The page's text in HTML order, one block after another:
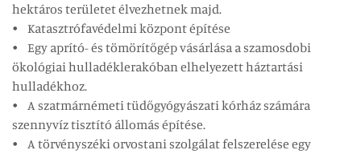
hektáros területet élvezhetnek majd.
• Katasztrófavédelmi központ építése
• Egy aprító- és tömörítőgép vásárlása a szamosdobi
ökológiai hulladéklerakóban elhelyezett háztartási
hulladékhoz.
• A szatmárnémeti tüdőgyógyászati kórház számára
szennyvíz tisztító állomás építése.
• A törvényszéki orvostani szolgálat felszerelése egy